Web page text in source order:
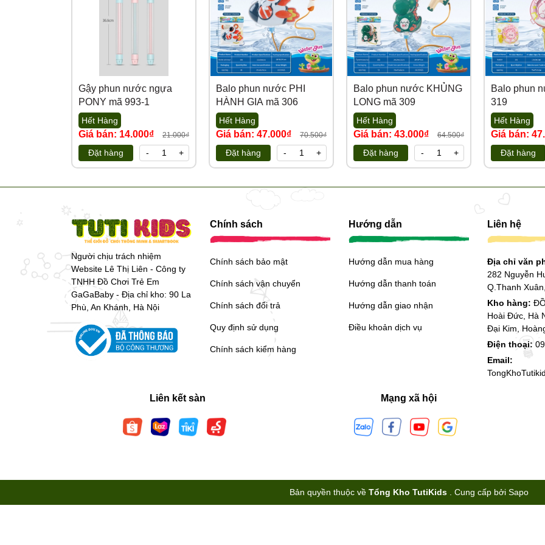
Gậy phun nước ngựa
PONY mã 993-1
Hết Hàng
Giá bán: 14.000₫ 21.000₫
Đặt hàng - +
Balo phun nước PHI
HÀNH GIA mã 306
Hết Hàng
Giá bán: 47.000₫ 70.500₫
Đặt hàng - +
Balo phun nước KHỦNG
LONG mã 309
Hết Hàng
Giá bán: 43.000₫ 64.500₫
Đặt hàng - +
Balo phun
319
Hết Hàng
Giá bán:
Đặt hàng
Người chịu trách nhiệm
Website Lê Thị Liên - Công ty
TNHH Đồ Chơi Trẻ Em
GaGaBaby - Địa chỉ kho: 90 La
Phù, An Khánh, Hà Nội
Chính sách
Chính sách bảo mật
Chính sách vận chuyển
Chính sách đổi trả
Quy định sử dụng
Chính sách kiểm hàng
Hướng dẫn
Hướng dẫn mua hàng
Hướng dẫn thanh toán
Hướng dẫn giao nhận
Điều khoản dịch vụ
Liên hệ
Địa chỉ văn
282 Nguyễn
Q.Thanh
Kho hàng:
Hoài Đức, Hà
Đại Kim,
Điện thoại:
Email:
Liên kết sàn Mạng xã hội
Bản quyền thuộc về Tổng Kho TutiKids Cung cấp bởi Sapo